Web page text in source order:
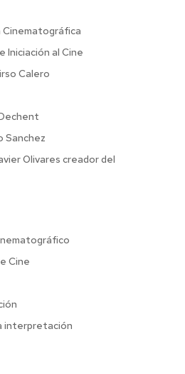
Iniciación al Cine
Calero
Sanchez
Olivares creador del
Cine
interpretación